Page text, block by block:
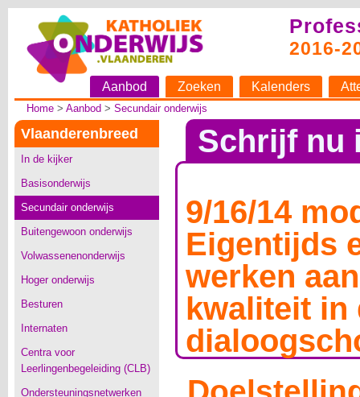
2016-
Aanbod Zoeken Kalenders
Home> Aanbod > Secundair onderwijs
Vlaanderenbreed
In de kijker
Basisonderwijs
Secundair onderwijs
Buitengewoon onderwijs
Volwassenenonderwijs
Hoger onderwijs
Besturen
Internaten
Centra voor
Leerlingenbegeleiding (CLB)
Ondersteuningsnetwerken
Schrijf nu
9/16/14
Eigentijds
werken
kwaliteit in